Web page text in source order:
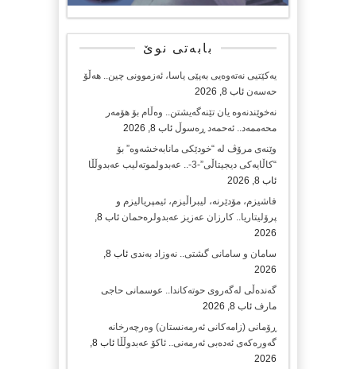
بابەتی نوێ
یەکێتیی نەتەوەیی بەپێی یاسا، ئەزموونی چین.. هەڵۆ
حەسەن ئاب 8, 2026
نەخوێندنەوە یان تێنەگەیشتن.. وەڵام بۆ هۆمەر
محەممەد.. ئەحمەد ڕەسوڵ ئاب 8, 2026
وێنەی مرۆڤ لە “خودێکی مانابەخشەوە” بۆ
“کاڵایەکی دیجیتاڵی”-3-.. عەبدولموتەلیب عەبدوڵڵا
ئاب 8, 2026
فاشیزم، مۆدێرنە، لیبراڵیزم، ئیمپریالیزم و
پرۆلیتاریا.. کارزان عەزیز عەبدولرەحمان
ئاب 8,
2026
سامان و سامانی گشتی.. نەوزاد بەندی
ئاب 8,
2026
گەندەڵی لەگەروی حوتەکاندا.. عوسمانی حاجی
مارف ئاب 8, 2026
ڕۆمانی (زامه‌كانی ئەرمەنستان) وه‌رچه‌رخانه‌
گه‌وره‌كه‌ی ئه‌ده‌بی ئه‌رمه‌نی.. ئاكۆ عه‌بدوڵڵا
ئاب 8,
2026